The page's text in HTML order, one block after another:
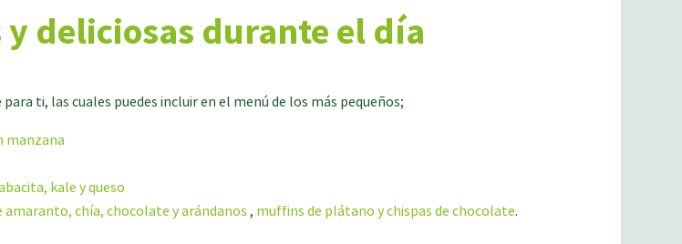
deliciosas durante el día
ti, las cuales puedes incluir en el menú de los más pequeños;
manzana
kale y queso
amaranto, chía, chocolate y arándanos, muffins de plátano y chispas de chocolate.